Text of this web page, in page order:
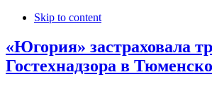
Skip to content
«Югория» застраховала
Гостехнадзора в